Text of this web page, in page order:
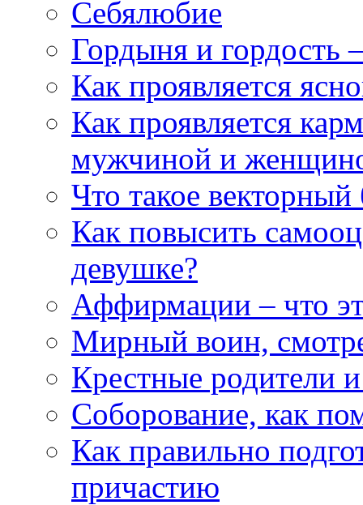
Себялюбие
Гордыня и гордость
Как проявляется
Как проявляется
мужчиной и
Что такое векторный
Как повысить
девушке?
Аффирмации – что
Мирный воин,
Крестные родители
Соборование, как
Как правильно
причастию